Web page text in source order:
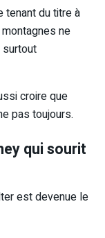
tenant du titre à
ne
surtout
croire que
pas toujours.
qui sourit
est devenue le